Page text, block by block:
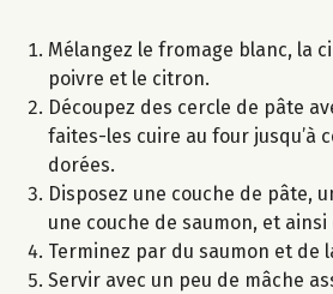
Mélangez le fromage blanc, la
poivre et le citron.
Découpez des cercle de pâte
faites-les cuire au four jusqu’à
dorées.
Disposez une couche de pâte,
une couche de saumon, et ainsi
Terminez par du saumon et de
Servir avec un peu de mâche